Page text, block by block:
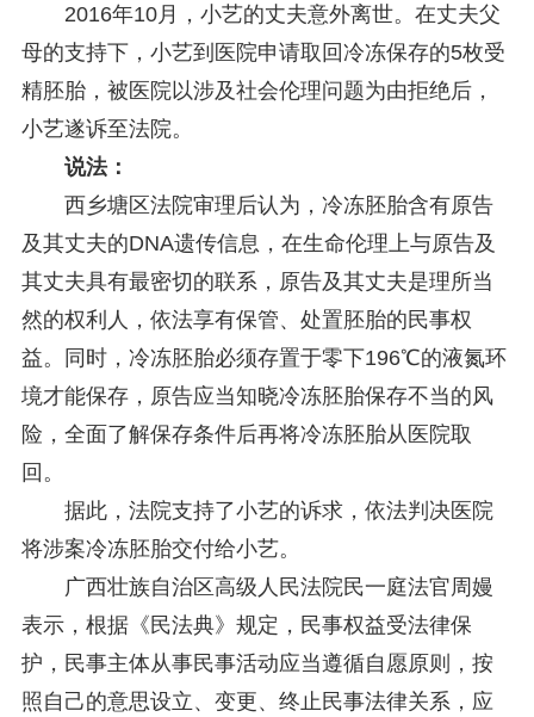
2016年10月，小艺的丈夫意外离世。在丈夫父
母的支持下，小艺到医院申请取回冷冻保存的5枚受
精胚胎，被医院以涉及社会伦理问题为由拒绝后，
小艺遂诉至法院。
说法：
西乡塘区法院审理后认为，冷冻胚胎含有原告
及其丈夫的DNA遗传信息，在生命伦理上与原告及
其丈夫具有最密切的联系，原告及其丈夫是理所当
然的权利人，依法享有保管、处置胚胎的民事权
益。同时，冷冻胚胎必须存置于零下196℃的液氮环
境才能保存，原告应当知晓冷冻胚胎保存不当的风
险，全面了解保存条件后再将冷冻胚胎从医院取
回。
据此，法院支持了小艺的诉求，依法判决医院
将涉案冷冻胚胎交付给小艺。
广西壮族自治区高级人民法院民一庭法官周嫚
表示，根据《民法典》规定，民事权益受法律保
护，民事主体从事民事活动应当遵循自愿原则，按
照自己的意思设立、变更、终止民事法律关系，应